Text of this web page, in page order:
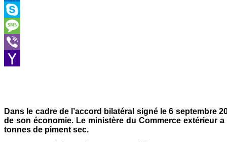
Outlook.com
Skype
Message
Viber
Dans le cadre de l’accord bilatéral signé le 6 septembre
de son économie. Le ministère du Commerce extérieur
tonnes de piment sec.